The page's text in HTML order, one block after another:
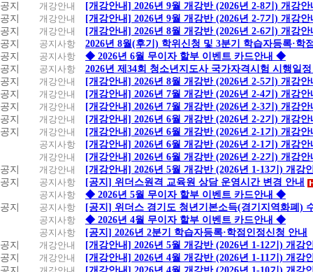
공지
개강안내
[개강안내] 2026년 9월 개강반 (2026년 2-8기) 개강안
공지
개강안내
[개강안내] 2026년 9월 개강반 (2026년 2-7기) 개강안
공지
개강안내
[개강안내] 2026년 8월 개강반 (2026년 2-6기) 개강안
공지
공지사항
2026년 8월(후기) 학위신청 및 3분기 학습자등록·학
공지
공지사항
◆ 2026년 6월 무이자 할부 이벤트 카드안내 ◆
공지
공지사항
2026년 제34회 청소년지도사 국가자격시험 시행일
공지
개강안내
[개강안내] 2026년 8월 개강반 (2026년 2-5기) 개강안
공지
개강안내
[개강안내] 2026년 7월 개강반 (2026년 2-4기) 개강안
공지
개강안내
[개강안내] 2026년 7월 개강반 (2026년 2-3기) 개강안
공지
개강안내
[개강안내] 2026년 6월 개강반 (2026년 2-2기) 개강안
공지
개강안내
[개강안내] 2026년 6월 개강반 (2026년 2-1기) 개강안
공지사항
[개강안내] 2026년 6월 개강반 (2026년 2-1기) 개강안
개강안내
[개강안내] 2026년 6월 개강반 (2026년 2-2기) 개강안
공지
개강안내
[개강안내] 2026년 5월 개강반 (2026년 1-13기) 개강
공지
공지사항
[공지] 위더스원격 교육원 상담 운영시간 변경 안내
공지사항
◆ 2026년 5월 무이자 할부 이벤트 카드안내 ◆
공지
공지사항
[공지] 위더스 경기도 청년기본소득(경기지역화폐)
공지사항
◆ 2026년 4월 무이자 할부 이벤트 카드안내 ◆
공지사항
[공지] 2026년 2분기 학습자등록·학점인정신청 안내
공지
개강안내
[개강안내] 2026년 5월 개강반 (2026년 1-12기) 개강
공지
개강안내
[개강안내] 2026년 4월 개강반 (2026년 1-11기) 개강